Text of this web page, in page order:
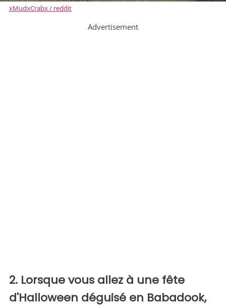
xMudxCrabx / reddit
Advertisement
2. Lorsque vous allez à une fête
d'Halloween déguisé en Babadook,